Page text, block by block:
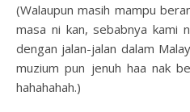
(Walaupun masih mampu
masa ni kan, sebabnya kami
dengan jalan-jalan dalam
muzium pun jenuh haa nak
hahahahah.)